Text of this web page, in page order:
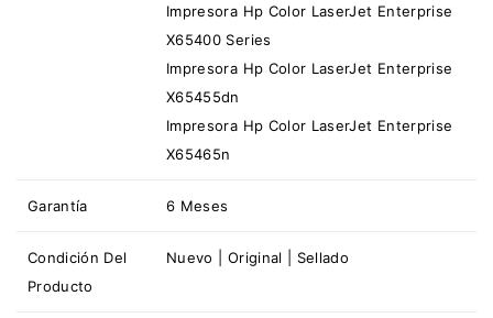
Impresora Hp Color LaserJet Enterprise
X65400 Series
Impresora Hp Color LaserJet Enterprise
X65455dn
Impresora Hp Color LaserJet Enterprise
X65465n
Garantía 6 Meses
Condición Del
Producto
Nuevo | Original | Sellado